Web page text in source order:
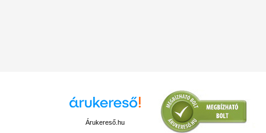
Árukereső.hu